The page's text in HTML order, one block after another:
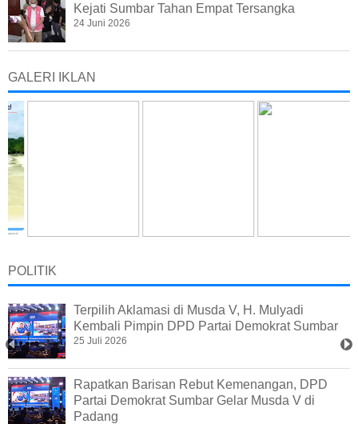
Kejati Sumbar Tahan Empat Tersangka
24 Juni 2026
GALERI IKLAN
POLITIK
Terpilih Aklamasi di Musda V, H. Mulyadi
Kembali Pimpin DPD Partai Demokrat Sumbar
25 Juli 2026
Rapatkan Barisan Rebut Kemenangan, DPD
Partai Demokrat Sumbar Gelar Musda V di
Padang